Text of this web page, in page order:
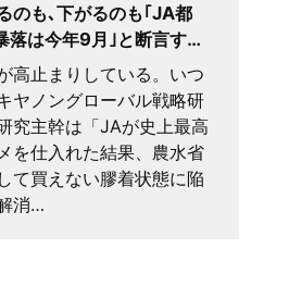
のも､下がるのも｢JA都
落は今年9月｣と断言す…
高止まりしている。いつ
ヤノングローバル戦略研
究主幹は「JAが史上最高
を仕入れた結果、農水省
て買えない膠着状態に陥
消…